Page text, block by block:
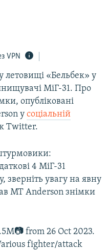
VPN
летовищі «Бельбек» у
МіГ-31. Про
опубліковані
у соціальній
Twitter.
4 МіГ-31
зверніть увагу на явну
MT Anderson знімки
from 26 Oct 2023.
fighter/attack